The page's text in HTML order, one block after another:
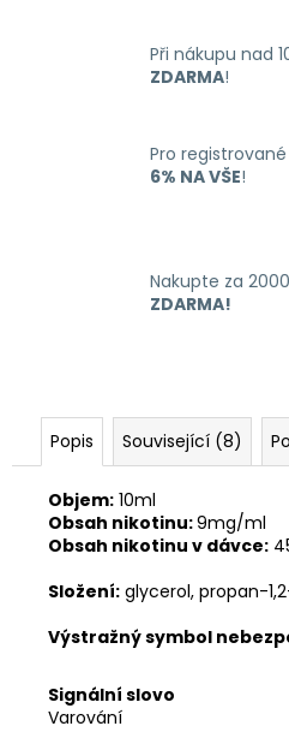
Při nákupu nad
ZDARMA!
Pro
6% NA VŠE!
Nakupte za
ZDARMA!
Popis Související (8)
Objem: 10ml
Obsah nikotinu:9mg/ml
Obsah nikotinu v dávce:
Složení: glycerol, propan-
Výstražný symbol
Signální slovo
Varování